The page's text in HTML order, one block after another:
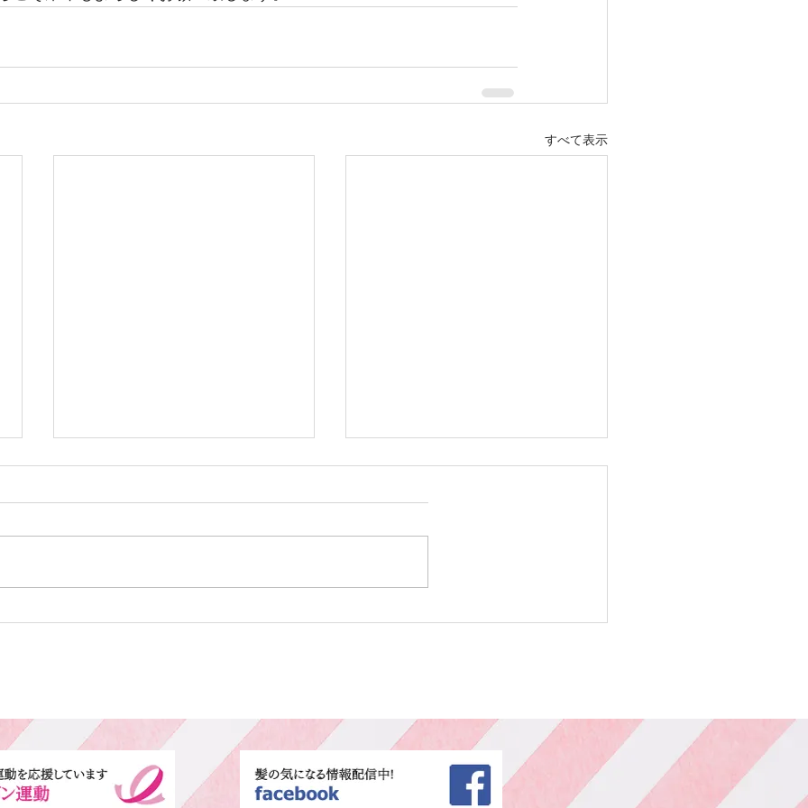
すべて表示
カット